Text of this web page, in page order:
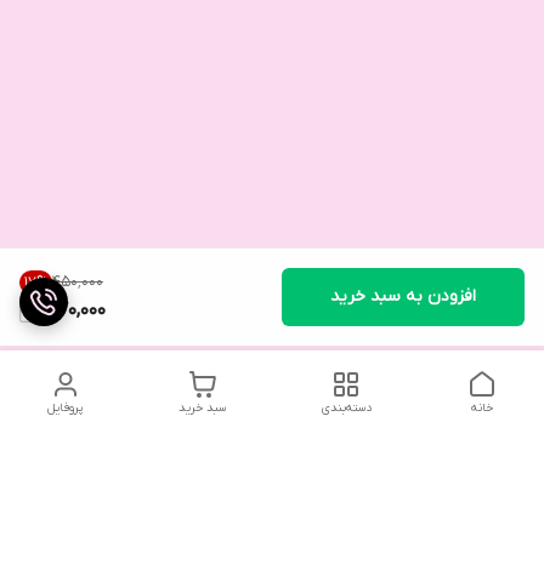
۴۵۰٬۰۰۰ 17%
370,000
افزودن به سبد خرید
پروفایل سبد خرید دسته‌بندی خانه